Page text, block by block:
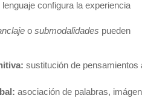
configura la experiencia
o submodalidades pueden
sustitución de
asociación de palabras,